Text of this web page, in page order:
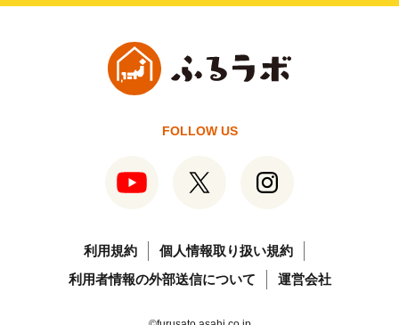
FOLLOW US
利用規約
個人情報取り扱い規約
利用者情報の外部送信について
運営会社